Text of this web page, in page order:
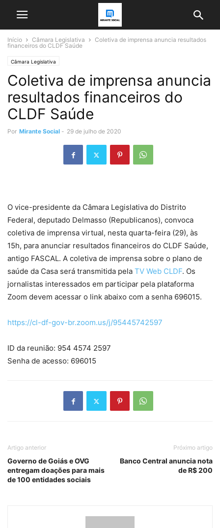
Início Câmara Legislativa
Coletiva de imprensa anuncia resultados
financeiros do CLDF Saúde
Câmara Legislativa
Coletiva de imprensa anuncia
resultados financeiros do
CLDF Saúde
Por Mirante Social - 29 de julho de 2020
O vice-presidente da Câmara Legislativa do Distrito
Federal, deputado Delmasso (Republicanos), convoca
coletiva de imprensa virtual, nesta quarta-feira (29), às
15h, para anunciar resultados financeiros do CLDF Saúde,
antigo FASCAL. A coletiva de imprensa sobre o plano de
saúde da Casa será transmitida pela TV Web CLDF. Os
jornalistas interessados em participar pela plataforma
Zoom devem acessar o link abaixo com a senha 696015.
https://cl-df-gov-br.zoom.us/j/95445742597
ID da reunião: 954 4574 2597
Senha de acesso: 696015
Artigo anterior
Governo de Goiás e OVG
entregam doações para mais
de 100 entidades sociais
Próximo artigo
Banco Central anuncia nota
de R$ 200